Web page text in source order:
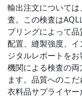
輸出注文については、
査。この検査は
プリングによって
配置、縫製強度、
ジタルレポートを
機関による検査の
ます。品質へのこ
衣料品サプライヤー